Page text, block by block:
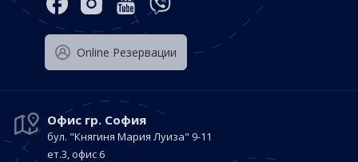
Оnline Резервации
Офис гр. София
бул. "Княгиня Мария Луиза" 9-11
ет.3, офис 6